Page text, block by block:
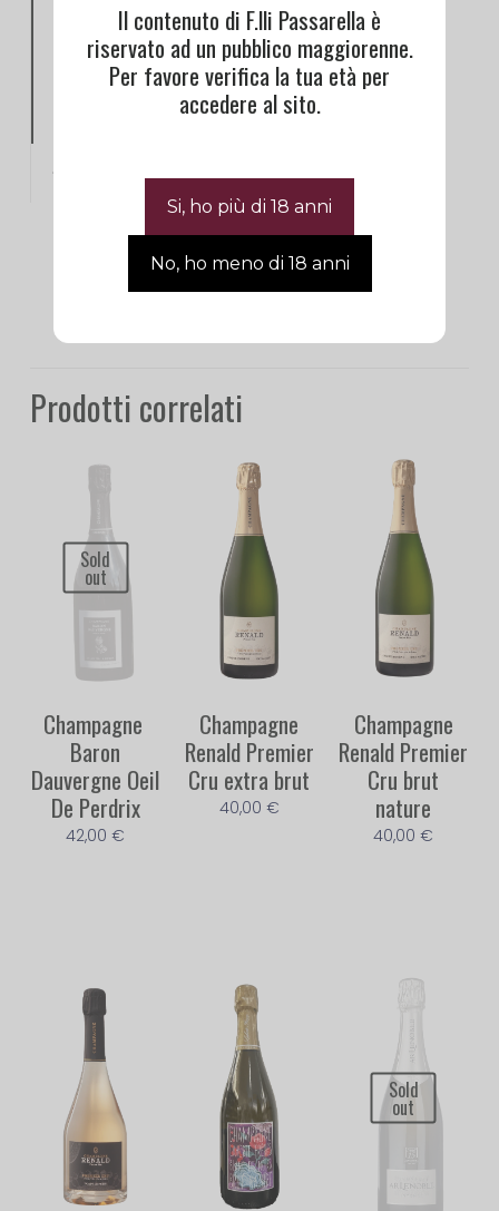
malolattica. 36 mesi di soggiorno sui
lieviti e almeno 3 mesi di riposo dopo il
dégorgement.
FORMATO:75cl
Prodotti correlati
Sold
out
Champagne ​
Baron
Dauvergne Oeil
De Perdrix
42,00€
Champagne
Renald Premier
Cru extra brut
40,00 €
Champagne
Renald Premier
Cru brut
nature
40,00€
Sold
out
Il contenuto di F.lli Passarella è
riservato ad un pubblico maggiorenne.
Per favore verifica la tua età per
accedere al sito.